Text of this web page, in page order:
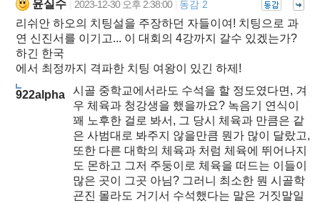
윤실수 2023-12-30 오후 2:38:00 동감 2
리쉬안 하오의 치팅설을 주장하던 자들이여! 치팅으로 과
연 신진서를 이기고... 이 대회의 4강까지 갈수 있겠는가?
하긴 한국
에서 최정까지 격파한 치팅 여왕이 있긴 하제!
922alpha
시골 중학교에서라도 수석을 할 정도였다면, 겨
우 체육과 청강생을 했을까요? 녹음기 연식이
꽤 노후한 걸로 봐서, 그 당시 체육과 만큼은 같
은 사범대로 봐주지 않을만큼 뭔가 많이 달랐고,
또한 다른 대학의 체육과 처럼 체육에 뛰어나지
도 몬하고 그저 주둥이로 체육을 떠드는 이들이
많은 곳이 그곳 아님? 그러니 최소한 뭔 시골학
굔진 몰라도 거기서 수석했다는 말은 거짓말일